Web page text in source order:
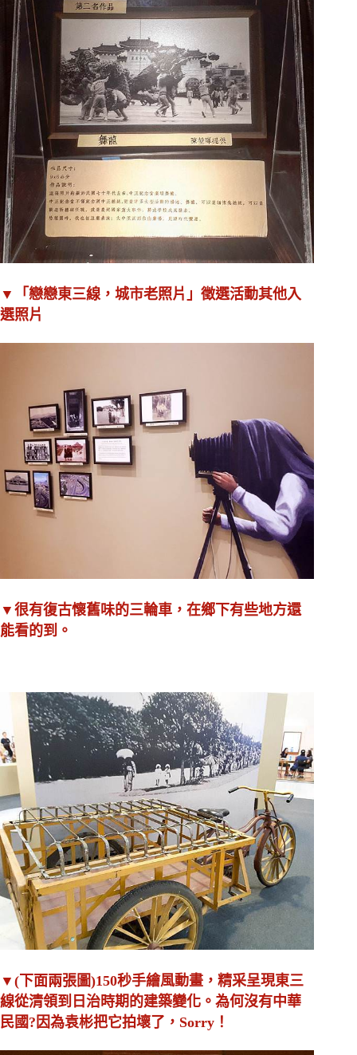
▼「戀戀東三線，城市老照片」徵選活動其他入
選照片
▼很有復古懷舊味的三輪車，在鄉下有些地方還
能看的到。
▼(下面兩張圖)150秒手繪風動畫，精采呈現東三
線從清領到日治時期的建築變化。為何沒有中華
民國?因為袁彬把它拍壞了，Sorry！